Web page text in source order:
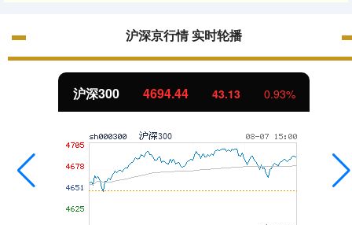
沪深京行情 实时轮播
沪深300 4694.44 43.13 0.93%